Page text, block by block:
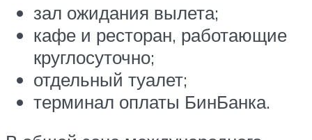
зал ожидания вылета;
кафе и ресторан, работающие
круглосуточно;
отдельный туалет;
терминал оплаты БинБанка.